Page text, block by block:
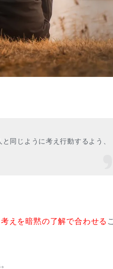
同じように考え行動するよう、
えを暗黙の了解で合わせる